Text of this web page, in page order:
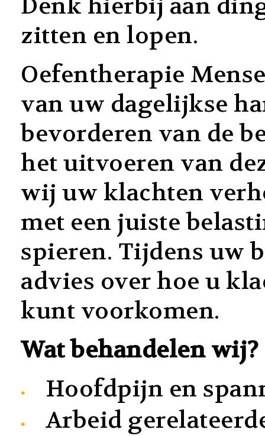
Denk hierbij aan
zitten en lopen.
Oefentherapie
van uw dagelijkse
bevorderen van de
het uitvoeren van
wij uw klachten
met een juiste
spieren. Tijdens uw
advies over hoe u
kunt voorkomen.
Wat behandelen wij?
Hoofdpijn en
Arbeid